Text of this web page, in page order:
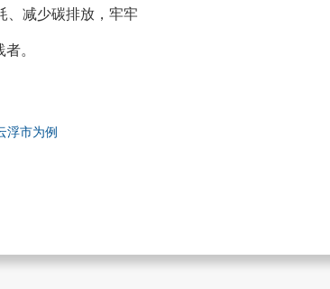
、减少碳排放，牢牢
。
浮市为例